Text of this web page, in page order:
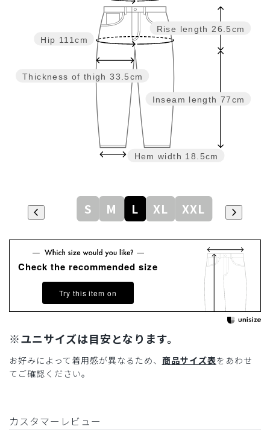
Inseam length 77cm
Rise length 26.5cm
Hem width 18.5cm
Thickness of thigh 33.5cm
Hip 111cm
S M L XL XXL
Check the recommended size
Try this item on
※ユニサイズは目安となります。
お好みによって着用感が異なるため、 商品サイズ表をあわせ
てご確認ください。
カスタマーレビュー